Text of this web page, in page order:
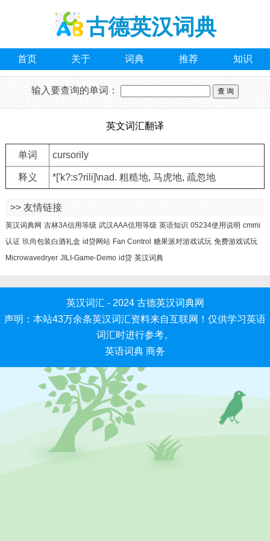
古德英汉词典
首页 关于 词典 推荐 知识
输入要查询的单词：
英文词汇翻译
单词 cursorily
释义 *['k?:s?rili]\nad. 粗糙地, 马虎地, 疏忽地
>> 友情链接
英汉词典网 吉林3A信用等级 武汉AAA信用等级 英语知识 05234使用说明 cmmi
认证 玖尚包装白酒礼盒 id贷网站 Fan Control 糖果派对游戏试玩 免费游戏试玩
Microwavedryer JILI-Game-Demo id贷 英汉词典
英汉词汇 - 2024 古德英汉词典网
声明：本站43万余条英汉词汇资料来自互联网！仅供学习英语
词汇时进行参考。
英语词典 商务